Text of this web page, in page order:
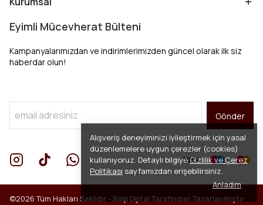
Alışveriş deneyiminizi iyileştirmek için yasal
düzenlemelere uygun çerezler (cookies)
kullanıyoruz. Detaylı bilgiyeGizlilik ve Çerez
Politikası sayfamızdan erişebilirsiniz.
Anladım
Eyimli Mücevherat Bülteni
Kampanyalarımızdan ve indirimlerimizden güncel olarak ilk siz
haberdar olun!
Gönder
©2026 Tüm Hakları Saklıdır - Balp Dijital Tarafından Tasarlanmıştır